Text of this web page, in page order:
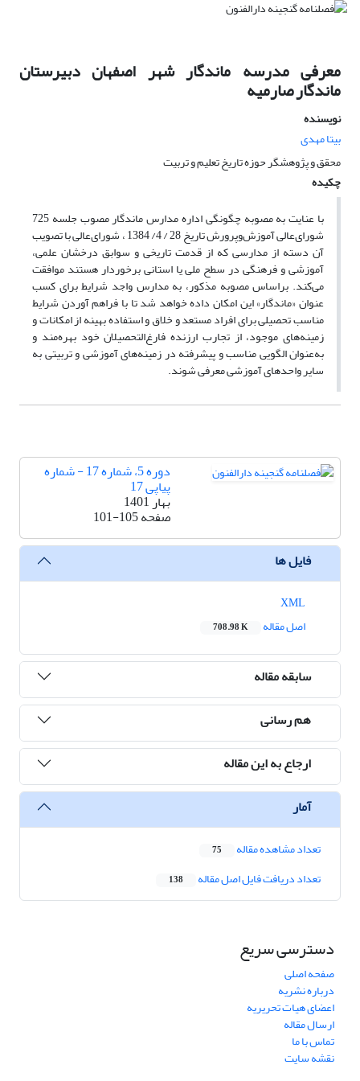
معرفی مدرسه ماندگار شهر اصفهان دبیرستان
ماندگار صارمیه
نویسنده
بیتا مهدی
محقق و پژوهشگر حوزه تاریخ تعلیم و تربیت
چکیده
با عنایت به مصوبه چگونگی اداره مدارس ماندگار مصوب جلسه 725
شورای‌عالی آموزش‌وپرورش تاریخ 28 / 4/ 1384 ، شورای‌عالی با تصویب
آن دسته از مدارسی که از قدمت تاریخی و سوابق درخشان علمی،
آموزشی و فرهنگی در سطح ملی یا استانی برخوردار هستند موافقت
می‌کند. براساس مصوبه مذکور، به مدارس واجد شرایط برای کسب
عنوان «ماندگار» این امکان داده خواهد شد تا با فراهم آوردن شرایط
مناسب تحصیلی برای افراد مستعد و خلاق و استفاده بهینه از امکانات و
زمینه‌های موجود، از تجارب ارزنده فارغ‌التحصیلان خود بهره‌مند و
به‌عنوان الگویی مناسب و پیشرفته در زمینه‌های آموزشی و تربیتی به
سایر واحدهای آموزشی معرفی شوند.
دوره 5، شماره 17 - شماره
پیاپی 17
بهار 1401
صفحه101-105
فایل ها
اصل مقاله
708.98 K
سابقه مقاله
هم رسانی
ارجاع به این مقاله
آمار
تعداد مشاهده مقاله 75
تعداد دریافت فایل اصل مقاله 138
دسترسی سریع
صفحه اصلی
درباره نشریه
اعضای هیات تحریریه
ارسال مقاله
تماس با ما
نقشه سایت